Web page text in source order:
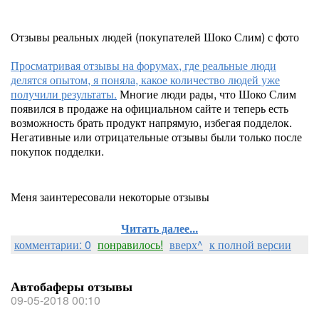
Отзывы реальных людей (покупателей Шоко Слим) с фото
Просматривая отзывы на форумах, где реальные люди
делятся опытом, я поняла, какое количество людей уже
получили результаты. Многие люди рады, что Шоко Слим
появился в продаже на официальном сайте и теперь есть
возможность брать продукт напрямую, избегая подделок.
Негативные или отрицательные отзывы были только после
покупок подделки.
Меня заинтересовали некоторые отзывы
Читать далее...
комментарии: 0 понравилось! вверх^ к полной версии
Автобаферы отзывы
09-05-2018 00:10